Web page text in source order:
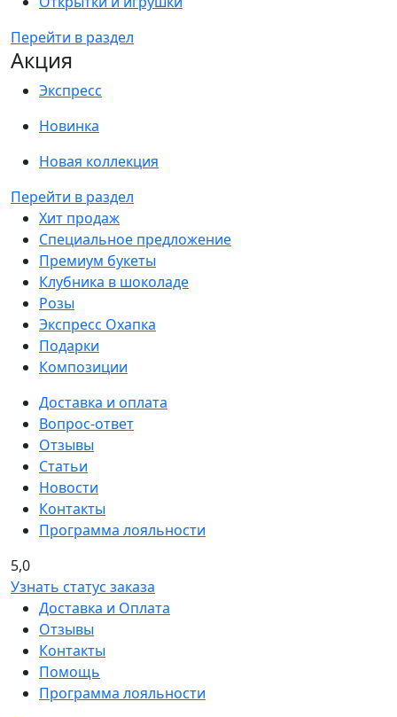
Перейти в раздел
Акция
Экспресс
Новинка
Новая коллекция
Перейти в раздел
Хит продаж
Специальное предложение
Премиум букеты
Клубника в шоколаде
Розы
Экспресс Охапка
Подарки
Композиции
Доставка и оплата
Вопрос-ответ
Отзывы
Статьи
Новости
Контакты
Программа лояльности
5,0
Узнать статус заказа
Доставка и Оплата
Отзывы
Контакты
Помощь
Программа лояльности